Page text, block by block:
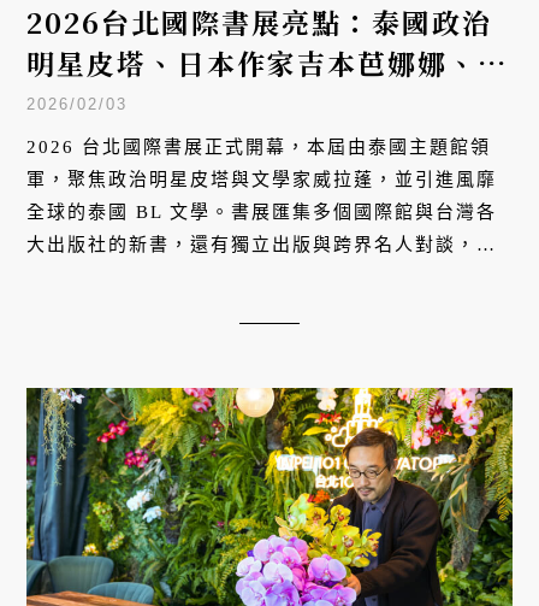
2026台北國際書展亮點：泰國政治
明星皮塔、日本作家吉本芭娜娜、台
灣明星陶晶瑩、許瑋甯，還有獨立小
誌的自由意志
2026/02/03
2026 台北國際書展正式開幕，本屆由泰國主題館領
軍，聚焦政治明星皮塔與文學家威拉蓬，並引進風靡
全球的泰國 BL 文學。書展匯集多個國際館與台灣各
大出版社的新書，還有獨立出版與跨界名人對談，呈